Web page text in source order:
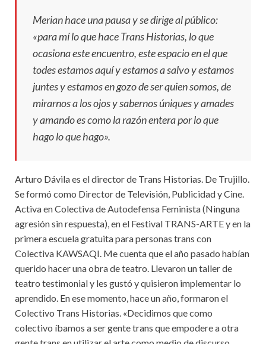
Merian hace una pausa y se dirige al público:
«para mí lo que hace Trans Historias, lo que
ocasiona este encuentro, este espacio en el que
todes estamos aquí y estamos a salvo y estamos
juntes y estamos en gozo de serquien somos, de
mirarnos a los ojos y sabernos úniques y amades
y amando es como la razón entera por lo que
hago lo que hago».
Arturo Dávila es el director de Trans Historias. De Trujillo.
Se formó como Director de Televisión, Publicidad y Cine.
Activa en Colectiva de Autodefensa Feminista (Ninguna
agresión sin respuesta), en el Festival TRANS-ARTE y en la
primera escuela gratuita para personas trans con
Colectiva KAWSAQI. Me cuenta que el año pasado habían
querido hacer una obra de teatro. Llevaron un taller de
teatro testimonial y les gustó y quisieron implementar lo
aprendido. En ese momento, hace un año, formaron el
Colectivo Trans Historias. «Decidimos que como
colectivo íbamos a ser gente trans que empodere a otra